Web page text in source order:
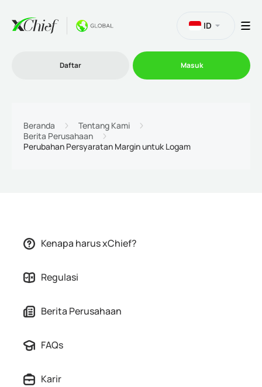
Platform
ID
Daftar Masuk
Beranda
Tentang Kami
Berita Perusahaan
Perubahan Persyaratan Margin untuk Logam
Kenapa harus xChief?
Regulasi
Berita Perusahaan
FAQs
Karir